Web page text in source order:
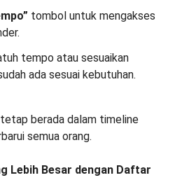
tombol untuk mengakses
tempo atau sesuaikan
ada sesuai kebutuhan.
berada dalam timeline
semua orang.
Lebih Besar dengan Daftar